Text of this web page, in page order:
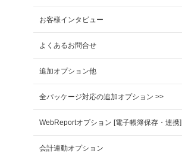
お客様インタビュー
よくあるお問合せ
追加オプション他
全パッケージ対応の追加オプション >>
WebReportオプション [電子帳簿保存・連携]
会計連動オプション